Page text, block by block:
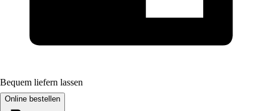
Bequem liefern lassen
Online bestellen